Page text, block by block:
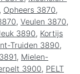
, Opheers 3870,
, Veulen 3870,
3890, Kortijs
Truiden 3890,
, Mielen-
3900, PELT